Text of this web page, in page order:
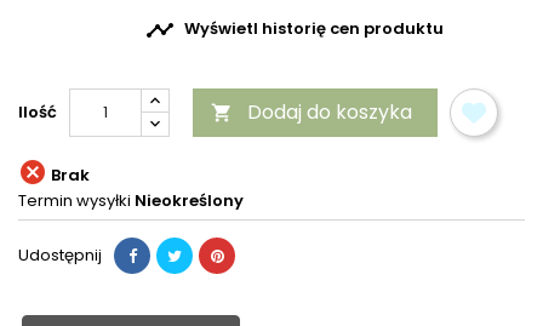
 Wyświetl historię cen produktu
Ilość  Dodaj do koszyka
 Brak
Termin wysyłki Nieokreślony
Udostępnij